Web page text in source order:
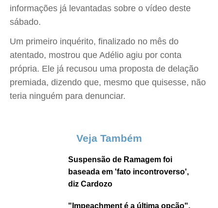
informações já levantadas sobre o vídeo deste
sábado.
Um primeiro inquérito, finalizado no mês do
atentado, mostrou que Adélio agiu por conta
própria. Ele já recusou uma proposta de delação
premiada, dizendo que, mesmo que quisesse, não
teria ninguém para denunciar.
Veja Também
Suspensão de Ramagem foi
baseada em 'fato incontroverso',
diz Cardozo
"Impeachment é a última opção",